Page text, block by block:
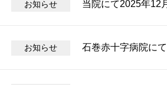
お知らせ 当院にて2025年12
お知らせ 石巻赤十字病院に